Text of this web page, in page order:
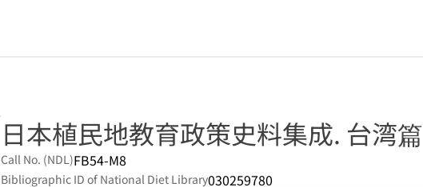
日本植民地教育政策史料集成. 台湾篇
Call No. (NDL)FB54-M8
Bibliographic ID of National Diet Library030259780